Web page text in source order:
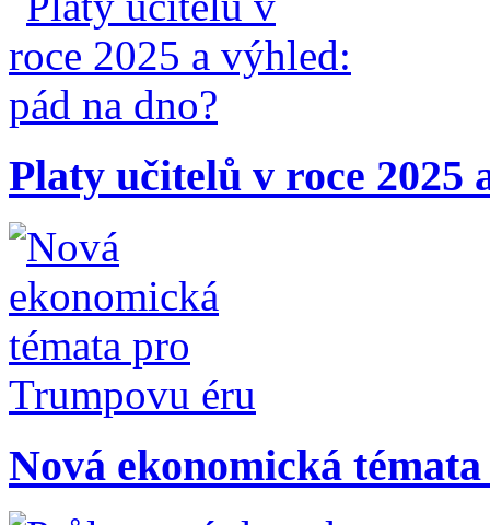
Platy učitelů v roce 2025
Nová ekonomická